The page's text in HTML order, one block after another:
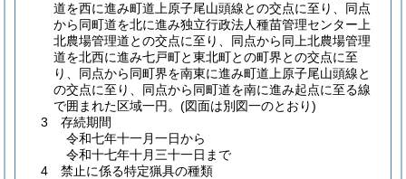
道を西に進み町道上原子尾山頭線との交点に至り、同点
から同町道を北に進み独立行政法人種苗管理センター上
北農場管理道との交点に至り、同点から同上北農場管理
道を北西に進み七戸町と東北町との町界との交点に至
り、同点から同町界を南東に進み町道上原子尾山頭線と
の交点に至り、同点から同町道を南に進み起点に至る線
で囲まれた区域一円。 (図面は別図一のとおり)
3 存続期間
令和七年十一月一日から
令和十七年十月三十一日まで
4 禁止に係る特定猟具の種類